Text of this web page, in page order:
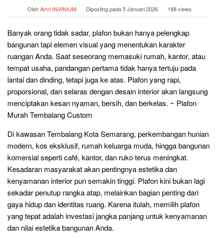
OlehAmri INVINIUM Diposting pada5 Januari 2026 188 views
Banyak orang tidak sadar, plafon bukan hanya pelengkap
bangunan tapi elemen visual yang menentukan karakter
ruangan Anda. Saat seseorang memasuki rumah, kantor, atau
tempat usaha, pandangan pertama tidak hanya tertuju pada
lantai dan dinding, tetapi juga ke atas. Plafon yang rapi,
proporsional, dan selaras dengan desain interior akan langsung
menciptakan kesan nyaman, bersih, dan berkelas. ~ Plafon
Murah Tembalang Custom
Di kawasan Tembalang Kota Semarang, perkembangan hunian
modern, kos eksklusif, rumah keluarga muda, hingga bangunan
komersial seperti café, kantor, dan ruko terus meningkat.
Kesadaran masyarakat akan pentingnya estetika dan
kenyamanan interior pun semakin tinggi. Plafon kini bukan lagi
sekadar penutup rangka atap, melainkan bagian penting dari
gaya hidup dan identitas ruang. Karena itulah, memilih plafon
yang tepat adalah investasi jangka panjang untuk kenyamanan
dan nilai estetika bangunan Anda.